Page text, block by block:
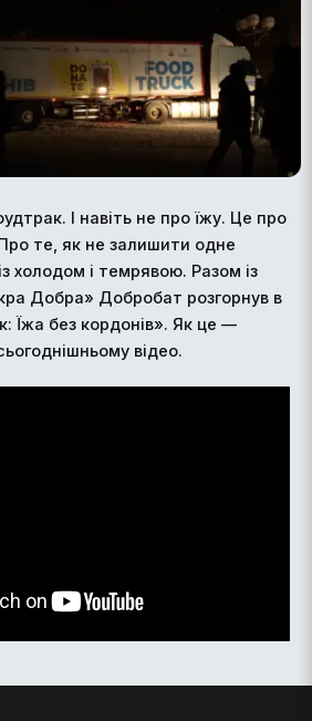
І навіть не про їжу. Це про
те, як не залишити одне
холодом і темрявою. Разом із
Добра» Добробат розгорнув в
Їжа без кордонів». Як це —
відео.